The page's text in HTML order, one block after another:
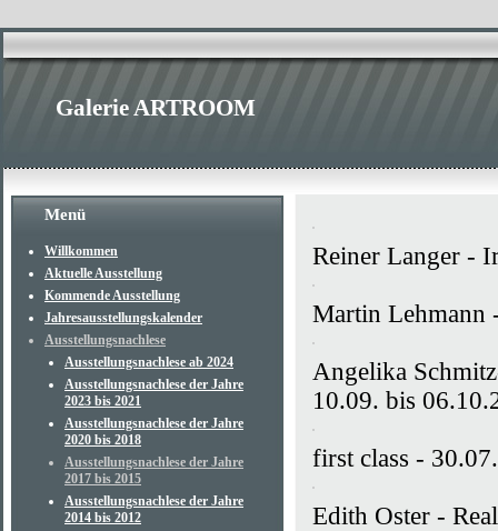
Galerie ARTROOM
Menü
Willkommen
Aktuelle Ausstellung
Kommende Ausstellung
Jahresausstellungskalender
Ausstellungsnachlese
Ausstellungsnachlese ab 2024
Ausstellungsnachlese der Jahre
2023 bis 2021
Ausstellungsnachlese der Jahre
2020 bis 2018
Ausstellungsnachlese der Jahre
2017 bis 2015
Ausstellungsnachlese der Jahre
2014 bis 2012
Reiner Langer -
Martin Lehmann
Angelika
10.09. bis
first class -
Edith Oster -